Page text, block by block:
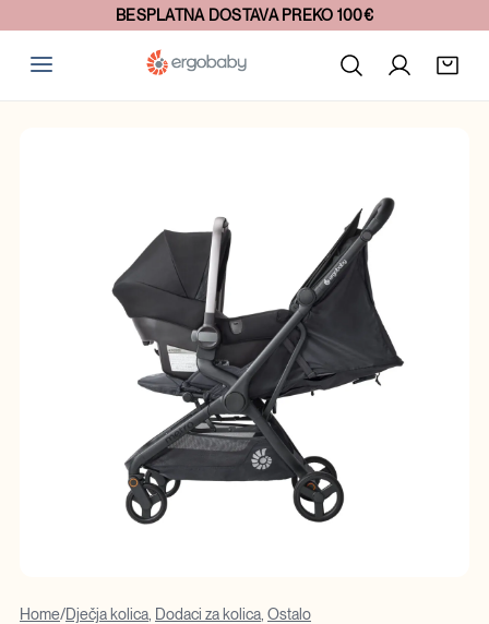
BESPLATNA DOSTAVA PREKO 100€
Home/Dječja kolica Dodaci za kolica Ostalo